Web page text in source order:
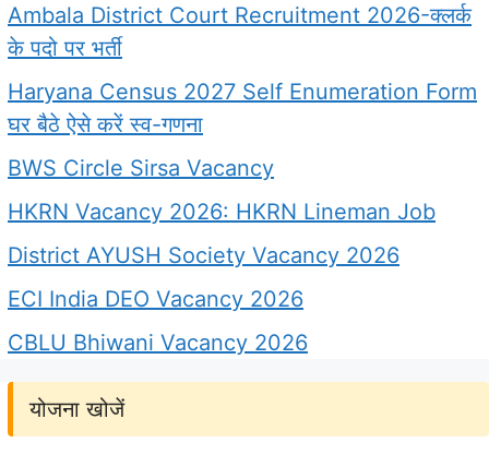
Ambala District Court Recruitment 2026-क्लर्क
के पदो पर भर्ती
Haryana Census 2027 Self Enumeration Form
घर बैठे ऐसे करें स्व-गणना
BWS Circle Sirsa Vacancy
HKRN Vacancy 2026: HKRN Lineman Job
District AYUSH Society Vacancy 2026
ECI India DEO Vacancy 2026
CBLU Bhiwani Vacancy 2026
योजना खोजें